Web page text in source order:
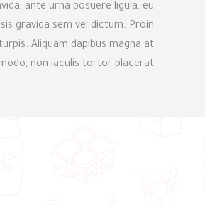
ante urna posuere ligula, eu
gravida sem vel dictum. Proin
Aliquam dapibus magna at
non iaculis tortor placerat.